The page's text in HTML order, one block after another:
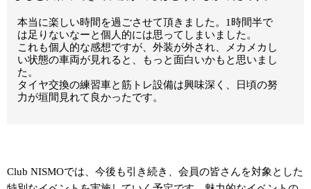
本当に楽しい時間を過ごさせて頂きました。1時間半で
は足りないなーと個人的には思ってしまいました。
これも個人的な感想ですが、外装が外され、メカメカし
い状態の車両が見れると、もっと面白いかもと思いまし
た。
タイヤ交換の練習車と筋トレ設備は興味深く、日頃の努
力が垣間見れて良かったです。
Club NISMOでは、今後も引き続き、会員の皆さんを対象とした